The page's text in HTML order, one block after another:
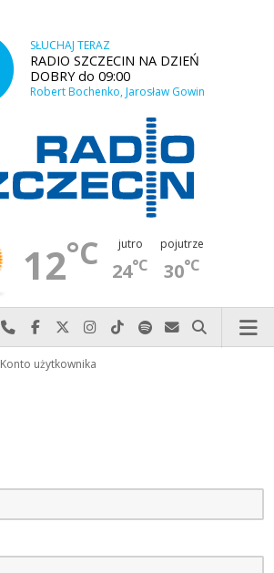
SŁUCHAJ TERAZ
RADIO SZCZECIN NA DZIEŃ
DOBRY do 09:00
Robert Bochenko, Jarosław Gowin
12°C jutro
24°C
pojutrze
30°C
Najlepiej po prostu do nas zadzwoń
Odwiedź nas na Facebook-u
Odwiedź nas na X
Odwiedź nas na Instagram-ie
Odwiedź nas na TikTok-u
Szukaj nas na Spotify
Wyślij do nas
Szukaj
Konto użytkownika